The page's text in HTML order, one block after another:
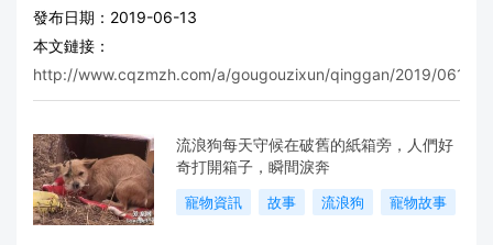
發布日期：2019-06-13
本文鏈接：
http://www.cqzmzh.com/a/gougouzixun/qinggan/2019/0612/
流浪狗每天守候在破舊的紙箱旁，人們好
奇打開箱子，瞬間淚奔
寵物資訊 故事 流浪狗
寵物故事